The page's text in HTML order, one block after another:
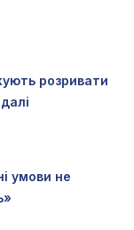
розривати
умови не